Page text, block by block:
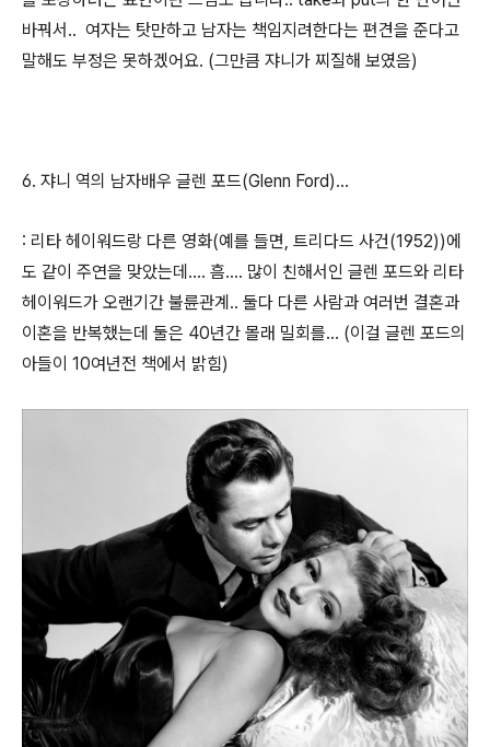
바꿔서.. 여자는 탓만하고 남자는 책임지려한다는 편견을 준다고
말해도 부정은 못하겠어요. (그만큼 쟈니가 찌질해 보였음)
6. 쟈니 역의 남자배우 글렌 포드(Glenn Ford)...
: 리타 헤이워드랑 다른 영화(예를 들면, 트리다드 사건(1952))에
도 같이 주연을 맞았는데.... 흠.... 많이 친해서인 글렌 포드와 리타
헤이워드가 오랜기간 불륜관계.. 둘다 다른 사람과 여러번 결혼과
이혼을 반복했는데 둘은 40년간 몰래 밀회를... (이걸 글렌 포드의
아들이 10여년전 책에서 밝힘)